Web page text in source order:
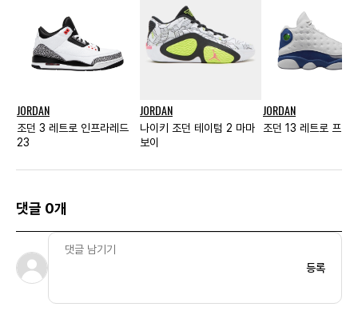
JORDAN
조던 3 레트로 인프라레드
23
JORDAN
나이키 조던 테이텀 2 마마
보이
JORDAN
조던 13 레트로 프렌
댓글 0개
등록